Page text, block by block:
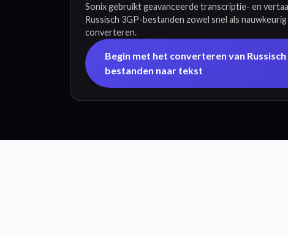
Sonix gebruikt geavanceerde transcriptie- en
Russisch 3GP-bestanden zowel snel als
converteren.
Begin met het converteren van Russisch
bestanden naar tekst